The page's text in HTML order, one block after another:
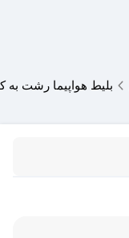
بلیط هواپیما رشت به